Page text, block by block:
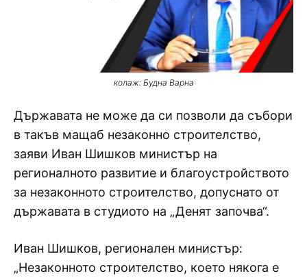
колаж: Будна Варна
Държавата не може да си позволи да събори
в такъв мащаб незаконно строителство,
заяви Иван Шишков министър на
регионалното развитие и благоустройството
за незаконното строителство, допуснато от
държавата в студиото на „Денят започва“.
Иван Шишков, регионален министър:
„Незаконното строителство, което някога е